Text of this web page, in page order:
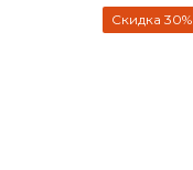
Скидка 30%